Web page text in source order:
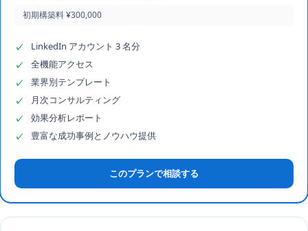
初期構築料 ¥300,000
✓
LinkedIn アカウント 3 名分
✓
全機能アクセス
✓
業界別テンプレート
✓
月次コンサルティング
✓
効果分析レポート
✓
豊富な成功事例とノウハウ提供
このプランで相談する